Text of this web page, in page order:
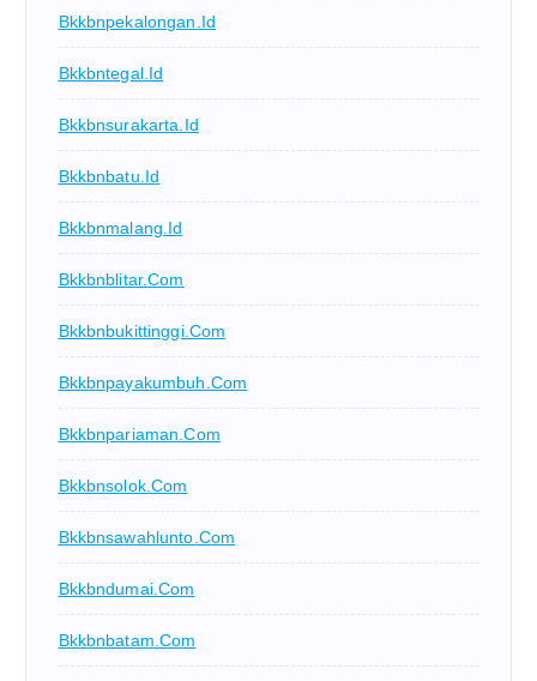
Bkkbnpekalongan.id
Bkkbntegal.id
Bkkbnsurakarta.id
Bkkbnbatu.id
Bkkbnmalang.id
Bkkbnblitar.com
Bkkbnbukittinggi.com
Bkkbnpayakumbuh.com
Bkkbnpariaman.com
Bkkbnsolok.com
Bkkbnsawahlunto.com
Bkkbndumai.com
Bkkbnbatam.com